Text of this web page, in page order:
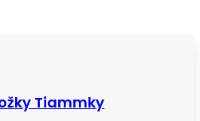
Tiammky